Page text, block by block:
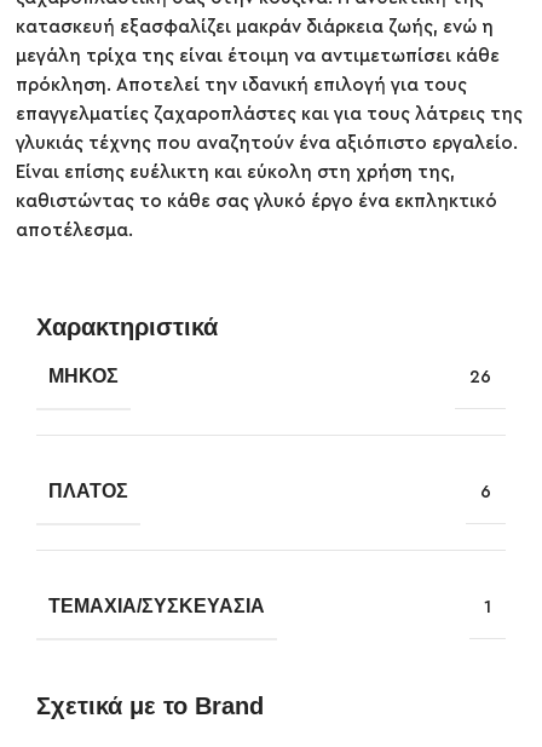
κατασκευή εξασφαλίζει μακράν διάρκεια ζωής, ενώ η
μεγάλη τρίχα της είναι έτοιμη να αντιμετωπίσει κάθε
πρόκληση. Αποτελεί την ιδανική επιλογή για τους
επαγγελματίες ζαχαροπλάστες και για τους λάτρεις της
γλυκιάς τέχνης που αναζητούν ένα αξιόπιστο εργαλείο.
Είναι επίσης ευέλικτη και εύκολη στη χρήση της,
καθιστώντας το κάθε σας γλυκό έργο ένα εκπληκτικό
αποτέλεσμα.
Χαρακτηριστικά
ΜΉΚΟΣ 26
ΠΛΆΤΟΣ 6
ΤΕΜΆΧΙΑ/ΣΥΣΚΕΥΑΣΊΑ 1
Σχετικά με το Brand